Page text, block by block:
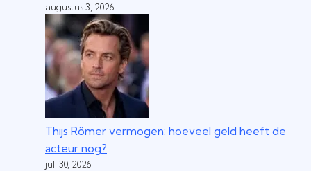
augustus 3, 2026
Thijs Römer vermogen: hoeveel geld heeft de
acteur nog?
juli 30, 2026